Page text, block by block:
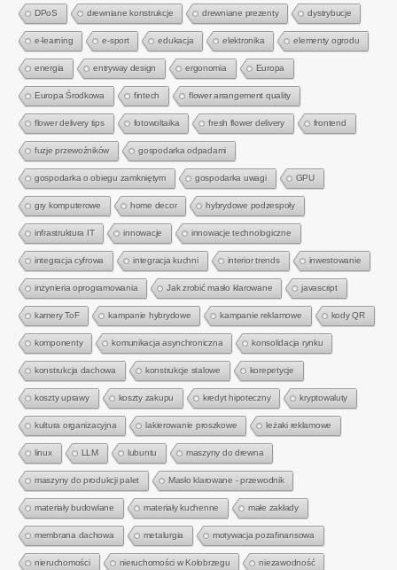
DPoS drewniane konstrukcje drewniane prezenty dystrybucje
e-learning e-sport edukacja elektronika elementy ogrodu
energia entryway design ergonomia Europa
Europa Środkowa fintech flower arrangement quality
flower delivery tips fotowoltaika fresh flower delivery frontend
fuzje przewoźników gospodarka odpadami
gospodarka o obiegu zamkniętym gospodarka uwagi GPU
gry komputerowe home decor hybrydowe podzespoły
infrastruktura IT innowacje innowacje technologiczne
integracja cyfrowa integracja kuchni interior trends inwestowanie
inżynieria oprogramowania Jak zrobić masło klarowane javascript
kamery ToF kampanie hybrydowe kampanie reklamowe kody QR
komponenty komunikacja asynchroniczna konsolidacja rynku
konstrukcja dachowa konstrukcje stalowe korepetycje
koszty uprawy koszty zakupu kredyt hipoteczny kryptowaluty
kultura organizacyjna lakierowanie proszkowe leżaki reklamowe
linux LLM lubuntu maszyny do drewna
maszyny do produkcji palet Masło klarowane - przewodnik
materiały budowlane materiały kuchenne małe zakłady
membrana dachowa metalurgia motywacja pozafinansowa
nieruchomości nieruchomości w Kołobrzegu niezawodność